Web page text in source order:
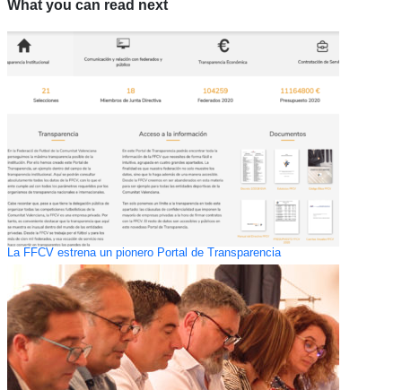
What you can read next
La FFCV estrena un pionero Portal de Transparencia